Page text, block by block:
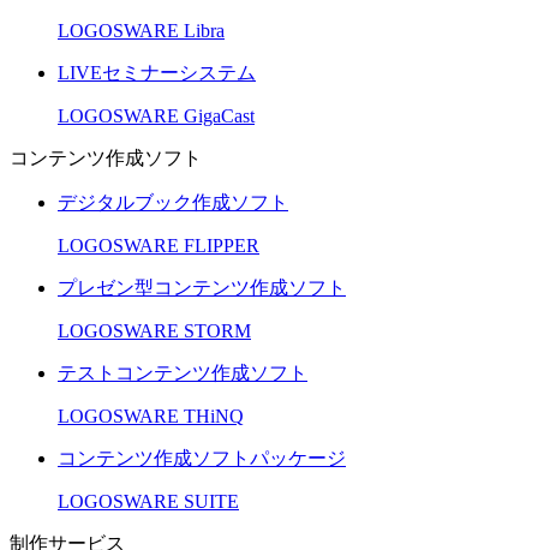
LOGOSWARE Libra
LIVEセミナーシステム
LOGOSWARE GigaCast
コンテンツ作成ソフト
デジタルブック作成ソフト
LOGOSWARE FLIPPER
プレゼン型コンテンツ作成ソフト
LOGOSWARE STORM
テストコンテンツ作成ソフト
LOGOSWARE THiNQ
コンテンツ作成ソフトパッケージ
LOGOSWARE SUITE
制作サービス